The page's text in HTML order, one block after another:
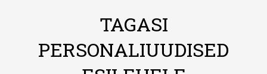
TAGASI
PERSONALIUUDISED